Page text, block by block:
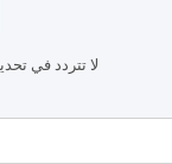
لا تتردد في